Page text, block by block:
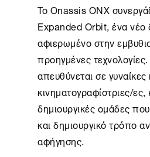
To OnassisONX
Expanded Orbit, ένα νέο
αφιερωμένο στην
προηγμένες
απευθύνεται σε
κινηματογραφίστριες/ες,
δημιουργικές ομάδες
και δημιουργικό τρόπο
αφήγησης.